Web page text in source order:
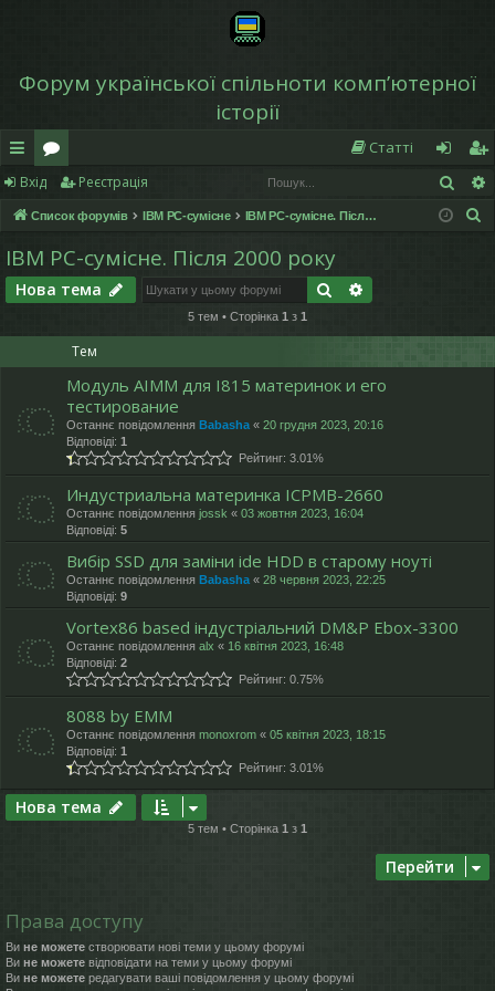
Форум української спільноти компʼютерної
історії
в
и
дк
и
д
ту
п
о
ру
м
и
Статті
хі
д
еє
ст
я
Вхід Реєстрація
Список форумів IBM PC-сумісне IBM PC-сумісне. Після 2000 року
IBM PC-сумісне. Після 2000 року
Нова тема Пошук
5 тем • Сторінка 1 з 1
Тем
Модуль AIMM для I815 материнок и его
тестирование
Останнє повідомлення Babasha « 20 грудня 2023, 20:16
Відповіді: 1
Рейтинг: 3.01%
Индустриальна материнка ICPMB-2660
Останнє повідомлення jossk « 03 жовтня 2023, 16:04
Відповіді: 5
Вибір SSD для заміни ide HDD в старому ноуті
Останнє повідомлення Babasha « 28 червня 2023, 22:25
Відповіді: 9
Vortex86 based індустріальний DM&P Ebox-3300
Останнє повідомлення alx « 16 квітня 2023, 16:48
Відповіді: 2
Рейтинг: 0.75%
8088 by EMM
Останнє повідомлення monoxrom « 05 квітня 2023, 18:15
Відповіді: 1
Рейтинг: 3.01%
Нова тема
5 тем • Сторінка 1 з 1
Перейти
Права доступу
Ви не можете створювати нові теми у цьому форумі
Ви не можете відповідати на теми у цьому форумі
Ви не можете редагувати ваші повідомлення у цьому форумі